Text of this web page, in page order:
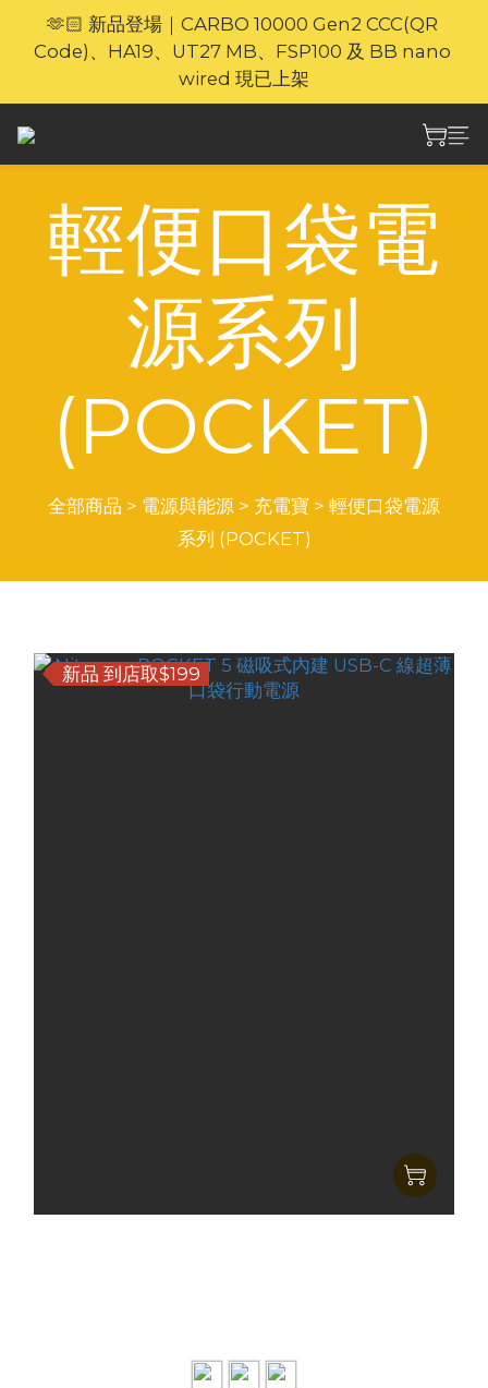
🎁官網限定｜享 6 重滿額禮（新品除外・贈品不享保
養服務）
🫶🏻 新品登場｜CARBO 10000 Gen2 CCC(QR
Code)、HA19、UT27 MB、FSP100 及 BB nano
wired 現已上架
⚡🐎 歡迎親臨 Nitecore 上環專門店｜親身體驗・即時
選購
🎁官網限定｜享 6 重滿額禮（新品除外・贈品不享保
養服務）
輕便口袋電
源系列
(POCKET)
全部商品 > 電源與能源 > 充電寶 > 輕便口袋電源
系列 (POCKET)
新品 到店取$199